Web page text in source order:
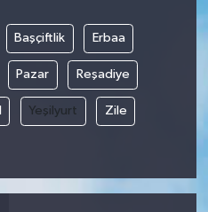
Başçiftlik Erbaa
Pazar Reşadiye
Yeşilyurt Zile